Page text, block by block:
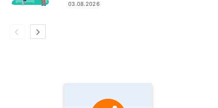
03.08.2026